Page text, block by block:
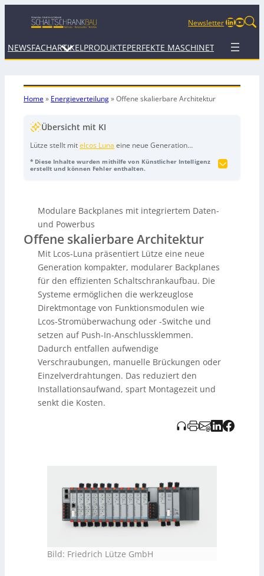
NewsletterLinkedIn
NEWSFACHARTIKEL PRODUKTEPERFEKTE MASCHINETERMINE
Home» Energieverteilung»Offene skalierbare Architektur
Übersicht mit KI
Lütze stellt mitelcos Luna eine neue Generation
Schaltschrankbau vor. Die Systeme besitzen einen
über Push-in-Klemmen. Dadurch entfallen
Verschraubungen, manuelle Brückungen und
Einzelverdrahtung – das senkt Installationsaufwand,
Montagezeit und Kosten. Wichtige Merkmale sind die
automatische Modulerkennung für schnellen,
fehlerarmen Aufbau, durchschleifbare
Plus-/Minusversorgung (je zwei Klemmen), ein
integrierter PE-Anschluss sowie Abdeckungen für freie
Steckplätze. Der Powerbus erlaubt Einspeiseströme bis
100 A (bis AC/DC 230 V), Module sind bis 32 A
ausgelegt. Ein Alleinstellungsmerkmal: ein
gemeinsamer Datenbus trotz unterschiedlicher
Betriebsspannungen, wodurch sich z. B. durchgängige
Profinet
-Strukturen realisieren lassen. Unterstützt
Profinet, EtherCAT
–
Grundlage für intelligente Stromüberwachung,
Lastmanagement und Predictive Maintenance, was
Transparenz und Verfügbarkeit erhöht. Erhältlich sind
Steckplätzen, als aktive (mit Datenbus) oder passive
* Diese Inhalte wurden mithilfe von Künstlicher Intelligenz
erstellt und können Fehler enthalten.
Modulare Backplanes mit integriertem Daten-
und Powerbus
Offene skalierbare Architektur
Mit Lcos-Luna präsentiert Lütze eine neue
Generation kompakter, modularer Backplanes
für den effizienten Schaltschrankaufbau. Die
Systeme ermöglichen die werkzeuglose
Direktmontage von Funktionsmodulen wie
Lcos-Stromüberwachung oder -Switche und
setzen auf Push-In-Anschlussklemmen.
Dadurch entfallen aufwendige
Verschraubungen, manuelle Brückungen oder
Einzelverdrahtungen. Das reduziert den
Installationsaufwand, spart Montagezeit und
senkt die Kosten.
Bild: Friedrich Lütze GmbH